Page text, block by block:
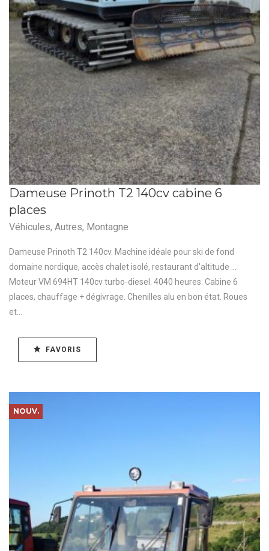
Dameuse Prinoth T2 140cv cabine 6
places
Véhicules, Autres, Montagne
Dameuse Prinoth T2 140cv. Machine idéale pour ski de fond
domaine nordique, accès chalet isolé, restaurant d'altitude ...
Moteur VM 694HT 140cv turbo-diesel. 4040 heures. Cabine 6
places, chauffage + dégivrage. Chenilles alu en bon état. Roues
et...
FAVORIS
NOUV.